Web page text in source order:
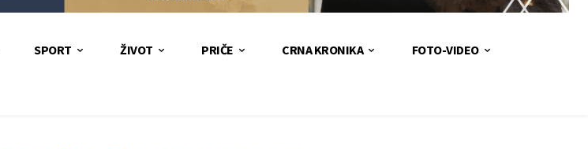
SPORT ŽIVOT PRIČE CRNA KRONIKA FOTO-VIDEO